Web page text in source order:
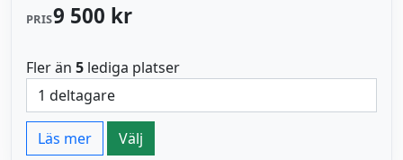
PRIS9 500 kr
Fler än 5 lediga platser
Läs mer Välj